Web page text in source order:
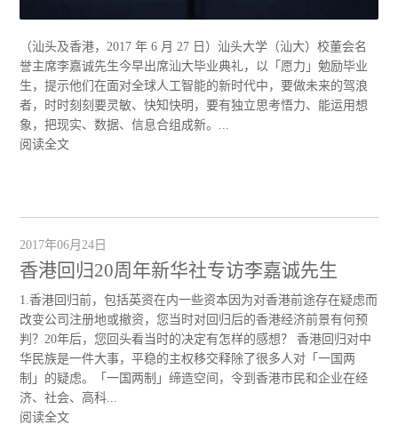
（汕头及香港，2017 年 6 月 27 日）汕头大学（汕大）校董会名
誉主席李嘉诚先生今早出席汕大毕业典礼，以「愿力」勉励毕业
生，提示他们在面对全球人工智能的新时代中，要做未来的驾浪
者，时时刻刻要灵敏、快知快明，要有独立思考悟力、能运用想
象，把现实、数据、信息合组成新。...
阅读全文
2017年06月24日
香港回归20周年新华社专访李嘉诚先生
1.香港回归前，包括英资在内一些资本因为对香港前途存在疑虑而
改变公司注册地或撤资，您当时对回归后的香港经济前景有何预
判？20年后，您回头看当时的决定有怎样的感想？ 香港回归对中
华民族是一件大事，平稳的主权移交释除了很多人对「一国两
制」的疑虑。「一国两制」缔造空间，令到香港市民和企业在经
济、社会、高科...
阅读全文